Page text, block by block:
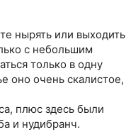
нырять или выходить
с небольшим
только в одну
оно очень скалистое,
плюс здесь были
и нудибранч.